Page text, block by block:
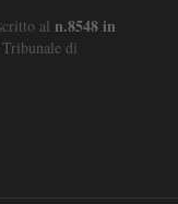
al n.8548 in
di